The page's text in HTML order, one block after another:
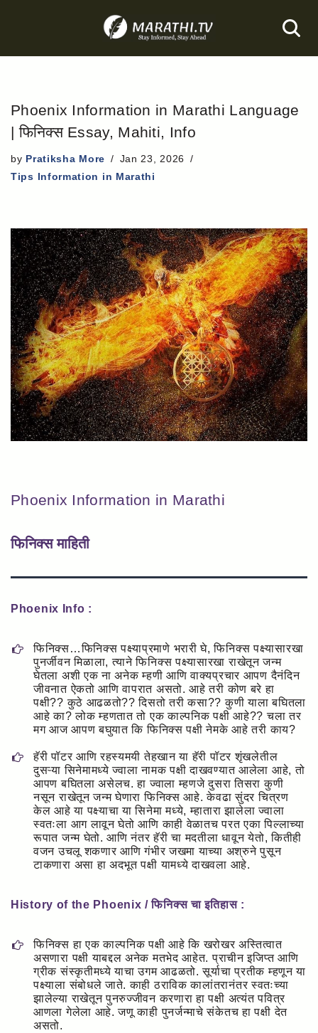
to
Phoenix Information in Marathi Language
| फिनिक्स Essay, Mahiti, Info
by Pratiksha More
Jan 23, 2026
Tips Information in Marathi
Phoenix Information in Marathi
फिनिक्स माहिती
Phoenix Info :
फिनिक्स…फिनिक्स पक्ष्याप्रमाणे भरारी घे, फिनिक्स पक्ष्यासारखा
पुनर्जीवन मिळाला, त्याने फिनिक्स पक्ष्यासारखा राखेतून जन्म
घेतला अशी एक ना अनेक म्हणी आणि वाक्यप्रचार आपण दैनंदिन
जीवनात ऐकतो आणि वापरात असतो. आहे तरी कोण बरे हा
पक्षी?? कुठे आढळतो?? दिसतो तरी कसा?? कुणी याला बघितला
आहे का? लोक म्हणतात तो एक काल्पनिक पक्षी आहे?? चला तर
मग आज आपण बघुयात कि फिनिक्स पक्षी नेमके आहे तरी काय?
हॅरी पॉटर आणि रहस्यमयी तेहखान या हॅरी पॉटर शृंखलेतील
दुसऱ्या सिनेमामध्ये ज्वाला नामक पक्षी दाखवण्यात आलेला आहे, तो
आपण बघितला असेलच. हा ज्वाला म्हणजे दुसरा तिसरा कुणी
नसून राखेतून जन्म घेणारा फिनिक्स आहे. केवढा सुंदर चित्रण
केल आहे या पक्ष्याचा या सिनेमा मध्ये, म्हातारा झालेला ज्वाला
स्वतःला आग लावून घेतो आणि काही वेळातच परत एका पिल्लाच्या
रूपात जन्म घेतो. आणि नंतर हॅरी चा मदतीला धावून येतो, कितीही
वजन उचलू शकणार आणि गंभीर जखमा याच्या अश्रुने पुसून
टाकणारा असा हा अदभूत पक्षी यामध्ये दाखवला आहे.
History of the Phoenix / फिनिक्स चा इतिहास :
फिनिक्स हा एक काल्पनिक पक्षी आहे कि खरोखर अस्तित्वात
असणारा पक्षी याबद्दल अनेक मतभेद आहेत. प्राचीन इजिप्त आणि
ग्रीक संस्कृतीमध्ये याचा उगम आढळतो. सूर्याचा प्रतीक म्हणून या
पक्ष्याला संबोधले जाते. काही ठराविक कालांतरानंतर स्वतःच्या
झालेल्या राखेतून पुनरुज्जीवन करणारा हा पक्षी अत्यंत पवित्र
आणला गेलेला आहे. जणू काही पुनर्जन्माचे संकेतच हा पक्षी देत
असतो.